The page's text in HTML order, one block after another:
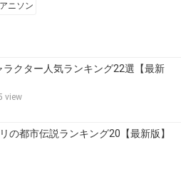
アニソン
ラクター人気ランキング22選【最新
view
の都市伝説ランキング20【最新版】